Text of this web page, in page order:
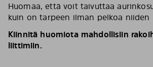
Huomaa, että voit taivuttaa
kuin on tarpeen ilman pelkoa niiden
Kiinnitä huomiota mahdollisiin
liittimiin.